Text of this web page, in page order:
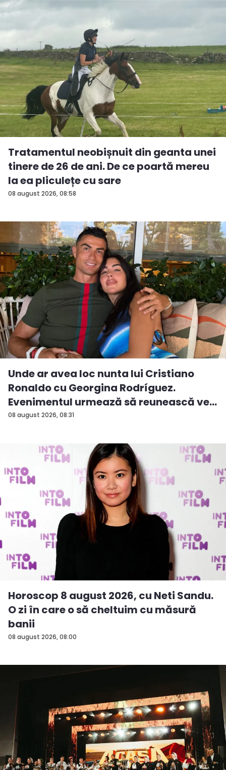
08 august 2026, 08:58
Tratamentul neobișnuit din geanta unei
tinere de 26 de ani. De ce poartă mereu
la ea pliculețe cu sare
08 august 2026, 08:31
Unde ar avea loc nunta lui Cristiano
Ronaldo cu Georgina Rodríguez.
Evenimentul urmează să reunească ve...
08 august 2026, 08:00
Horoscop 8 august 2026, cu Neti Sandu.
O zi în care o să cheltuim cu măsură
banii